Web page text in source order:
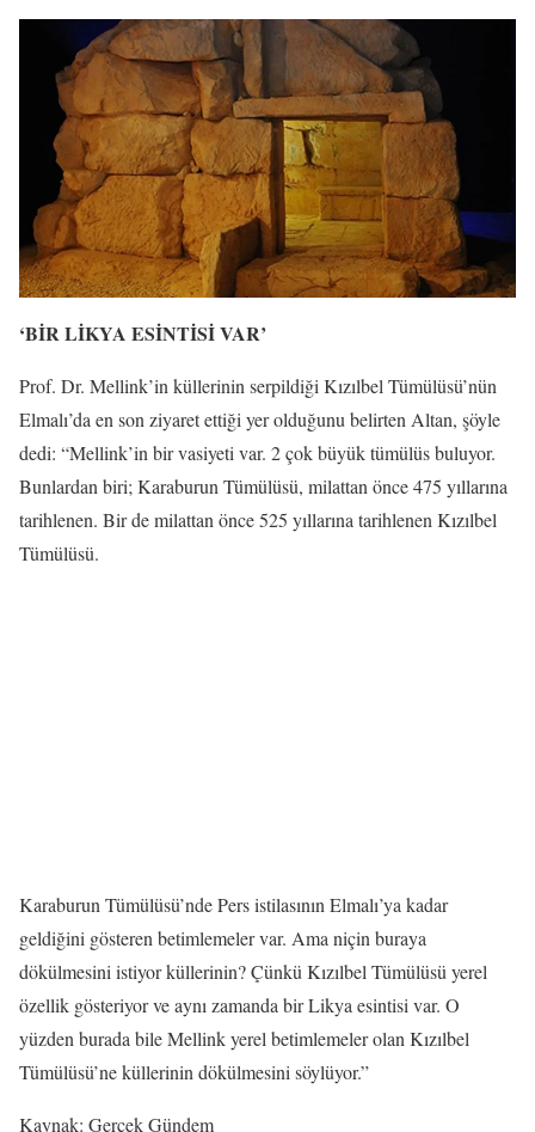
‘BİR LİKYA ESİNTİSİ VAR’
Prof. Dr. Mellink’in küllerinin serpildiği Kızılbel Tümülüsü’nün
Elmalı’da en son ziyaret ettiği yer olduğunu belirten Altan, şöyle
dedi: “Mellink’in bir vasiyeti var. 2 çok büyük tümülüs buluyor.
Bunlardan biri; Karaburun Tümülüsü, milattan önce 475 yıllarına
tarihlenen. Bir de milattan önce 525 yıllarına tarihlenen Kızılbel
Tümülüsü.
Karaburun Tümülüsü’nde Pers istilasının Elmalı’ya kadar
geldiğini gösteren betimlemeler var. Ama niçin buraya
dökülmesini istiyor küllerinin? Çünkü Kızılbel Tümülüsü yerel
özellik gösteriyor ve aynı zamanda bir Likya esintisi var. O
yüzden burada bile Mellink yerel betimlemeler olan Kızılbel
Tümülüsü’ne küllerinin dökülmesini söylüyor.”
Kaynak: Gerçek Gündem